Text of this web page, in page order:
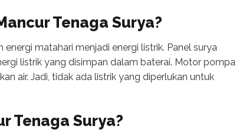
Tenaga Surya?
matahari menjadi energi listrik. Panel surya
listrik yang disimpan dalam baterai. Motor pompa
air. Jadi, tidak ada listrik yang diperlukan untuk
Tenaga Surya?